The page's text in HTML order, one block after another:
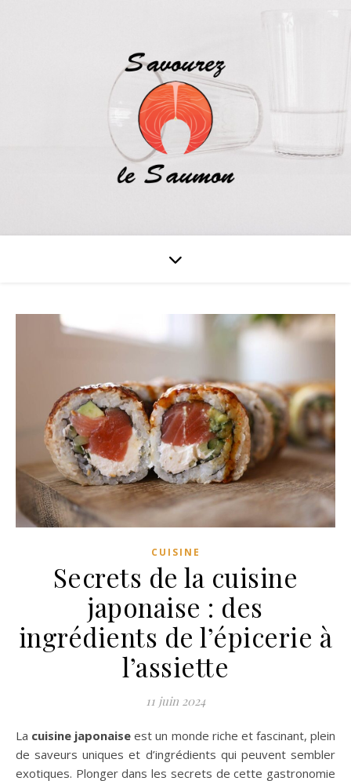
CUISINE
Secrets de la cuisine
japonaise : des
ingrédients de l’épicerie à
l’assiette
11 juin 2024
La cuisine japonaise est un monde riche et fascinant, plein
de saveurs uniques et d’ingrédients qui peuvent sembler
exotiques. Plonger dans les secrets de cette gastronomie